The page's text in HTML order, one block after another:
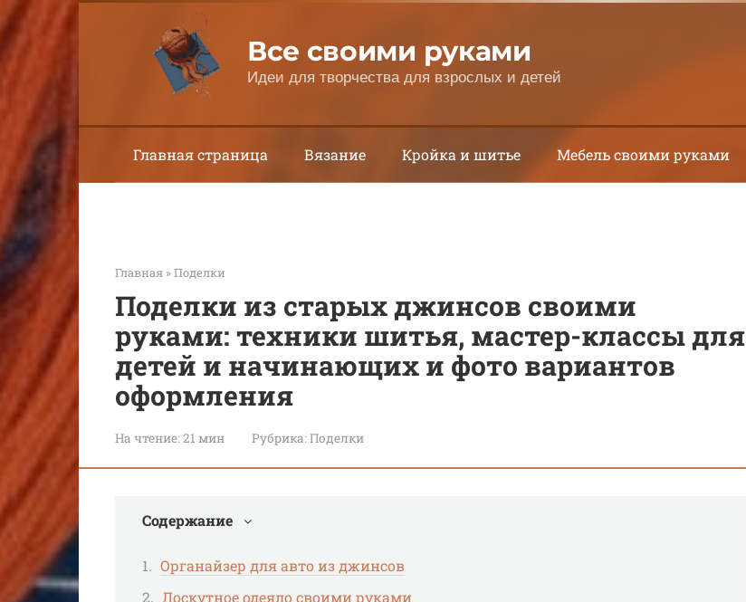
Перейти
к
контенту
Все своими руками
Идеи для творчества для взрослых и детей
Главная страница Вязание Кройка и шитье Мебель своими руками
Главная »Поделки
Поделки из старых джинсов своими
руками: техники шитья, мастер-классы для
детей и начинающих и фото вариантов
оформления
На чтение:21 мин Рубрика:Поделки
Содержание
Органайзер для авто из джинсов
Лоскутное одеяло своими руками